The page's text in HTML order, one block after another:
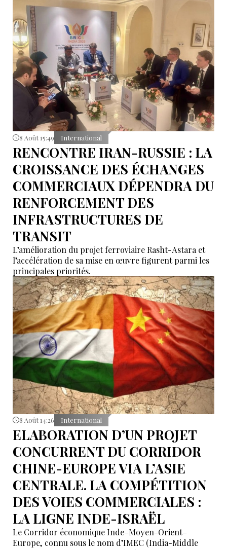
8 Août 15:49 International
RENCONTRE IRAN-RUSSIE : LA
CROISSANCE DES ÉCHANGES
COMMERCIAUX DÉPENDRA DU
RENFORCEMENT DES
INFRASTRUCTURES DE
TRANSIT
L’amélioration du projet ferroviaire Rasht-Astara et
l’accélération de sa mise en œuvre figurent parmi les
principales priorités.
8 Août 14:26 International
ELABORATION D’UN PROJET
CONCURRENT DU CORRIDOR
CHINE-EUROPE VIA L’ASIE
CENTRALE. LA COMPÉTITION
DES VOIES COMMERCIALES :
LA LIGNE INDE-ISRAËL
Le Corridor économique Inde–Moyen-Orient–
Europe, connu sous le nom d’IMEC (India-Middle